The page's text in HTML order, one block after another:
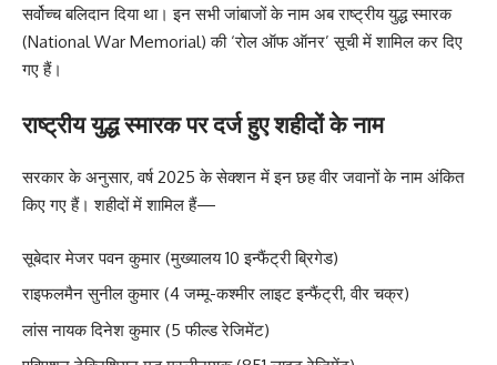
सर्वोच्च बलिदान दिया था। इन सभी जांबाजों के नाम अब राष्ट्रीय युद्ध स्मारक
(National War Memorial) की ‘रोल ऑफ ऑनर’ सूची में शामिल कर दिए
गए हैं।
राष्ट्रीय युद्ध स्मारक पर दर्ज हुए शहीदों के नाम
सरकार के अनुसार, वर्ष 2025 के सेक्शन में इन छह वीर जवानों के नाम अंकित
किए गए हैं। शहीदों में शामिल हैं—
सूबेदार मेजर पवन कुमार (मुख्यालय 10 इन्फैंट्री ब्रिगेड)
राइफलमैन सुनील कुमार (4 जम्मू-कश्मीर लाइट इन्फैंट्री, वीर चक्र)
लांस नायक दिनेश कुमार (5 फील्ड रेजिमेंट)